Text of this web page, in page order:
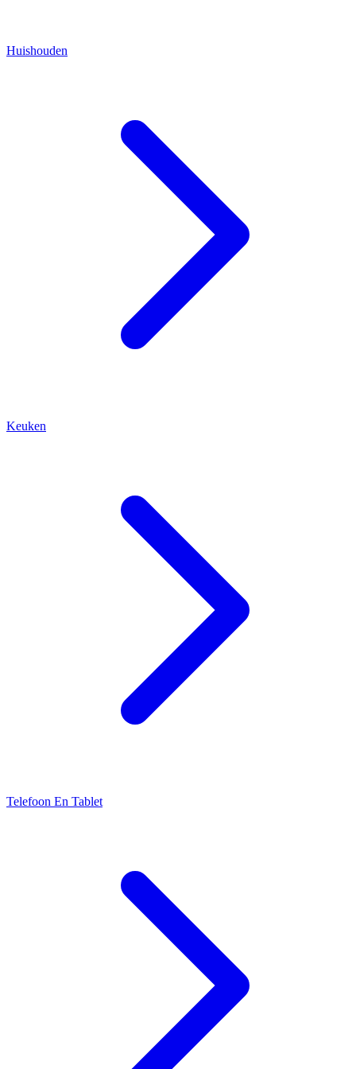
Huishouden
Keuken
Telefoon En Tablet